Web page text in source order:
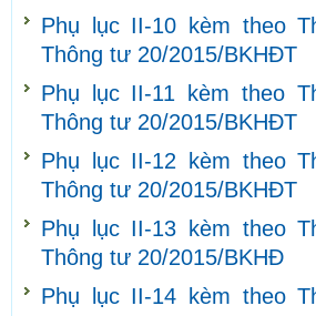
Phụ lục II-10 kèm theo
Thông tư 20/2015/BKHĐT
Phụ lục II-11 kèm theo
Thông tư 20/2015/BKHĐT
Phụ lục II-12 kèm theo
Thông tư 20/2015/BKHĐT
Phụ lục II-13 kèm theo
Thông tư 20/2015/BKHĐ
Phụ lục II-14 kèm theo